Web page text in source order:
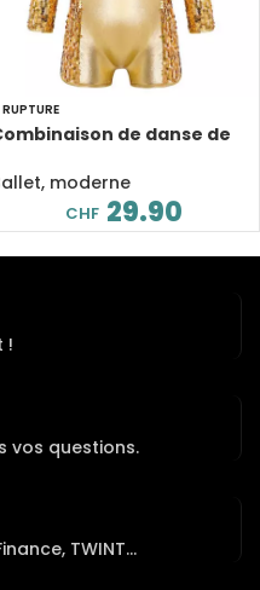
RUPTURE
de danse de
brillantes
moderne
CHF 29.90
!
vos questions.
TWINT...